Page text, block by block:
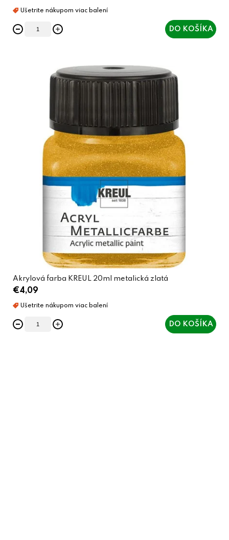
DO KOŠÍKA
Akrylová farba KREUL 20ml metalická zlatá
€4,09
DO KOŠÍKA